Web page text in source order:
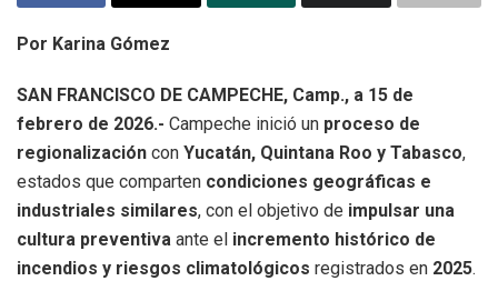
Por Karina Gómez
SAN FRANCISCO DE CAMPECHE, Camp., a 15 de
febrero de 2026.- Campeche inició un proceso de
regionalización con Yucatán, Quintana Roo y Tabasco,
estados que comparten condiciones geográficas e
industriales similares, con el objetivo de impulsar una
cultura preventiva ante el incremento histórico de
incendios y riesgos climatológicos registrados en 2025.